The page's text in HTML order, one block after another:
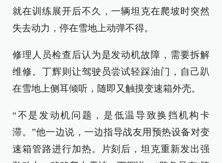
就在训练展开后不久，一辆坦克在爬坡时突然
失去动力，停在雪地上动弹不得。
修理人员检查后认为是发动机故障，需要拆解
维修。丁辉则让驾驶员尝试轻踩油门，自己趴
在雪地上侧耳倾听，随即又触摸变速箱外壳。
“不是发动机问题，是低温导致换挡机构卡
滞。”他一边说，一边指导战友用预热设备对变
速箱管路进行加热。片刻后，坦克重新发出强